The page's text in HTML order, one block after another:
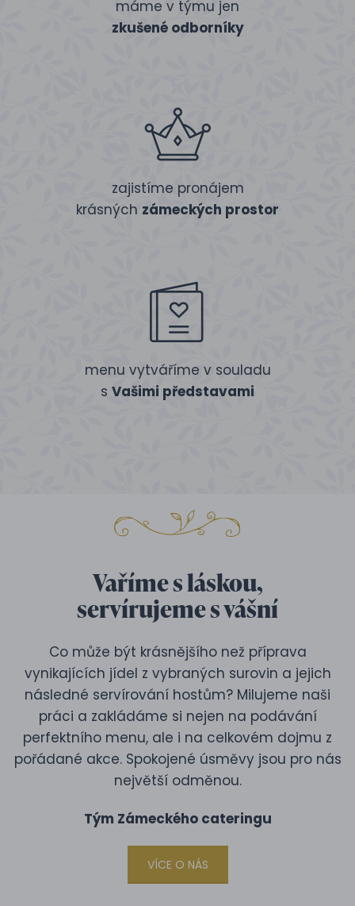
máme v týmu jen
zkušené odborníky
zajistíme pronájem
krásných zámeckých prostor
menu vytváříme v souladu
s Vašimi představami
Vaříme s láskou,
servírujeme s vášní
Co může být krásnějšího než příprava
vynikajících jídel z vybraných surovin a jejich
následné servírování hostům? Milujeme naši
práci a zakládáme si nejen na podávání
perfektního menu, ale i na celkovém dojmu z
pořádané akce. Spokojené úsměvy jsou pro nás
největší odměnou.
Tým Zámeckého cateringu
VÍCE O NÁS